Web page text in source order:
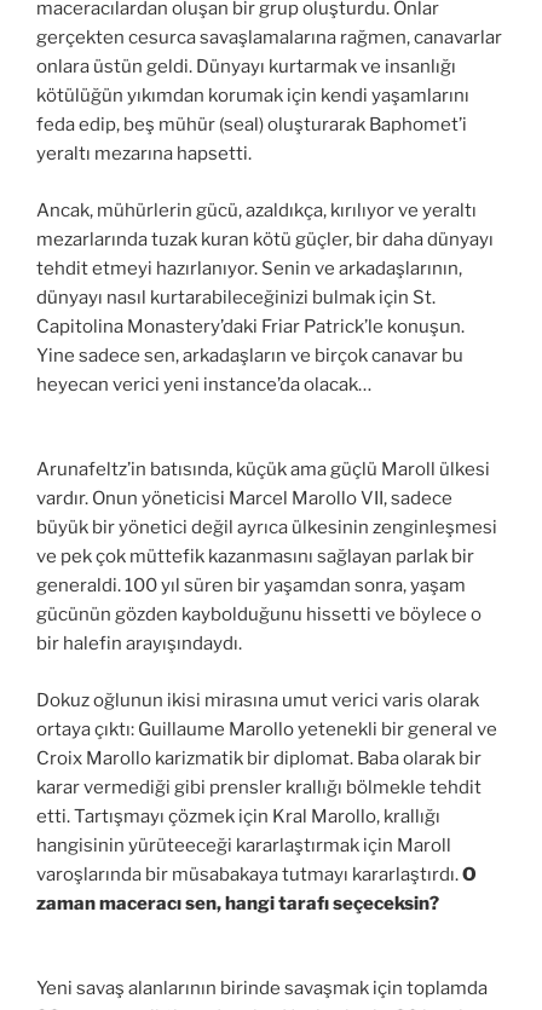
maceracılardan oluşan bir grup oluşturdu. Onlar
gerçekten cesurca savaşlamalarına rağmen, canavarlar
onlara üstün geldi. Dünyayı kurtarmak ve insanlığı
kötülüğün yıkımdan korumak için kendi yaşamlarını
feda edip, beş mühür (seal) oluşturarak Baphomet’i
yeraltı mezarına hapsetti.
Ancak, mühürlerin gücü, azaldıkça, kırılıyor ve yeraltı
mezarlarında tuzak kuran kötü güçler, bir daha dünyayı
tehdit etmeyi hazırlanıyor. Senin ve arkadaşlarının,
dünyayı nasıl kurtarabileceğinizi bulmak için St.
Capitolina Monastery’daki Friar Patrick’le konuşun.
Yine sadece sen, arkadaşların ve birçok canavar bu
heyecan verici yeni instance’da olacak…
Arunafeltz’in batısında, küçük ama güçlü Maroll ülkesi
vardır. Onun yöneticisi Marcel Marollo VII, sadece
büyük bir yönetici değil ayrıca ülkesinin zenginleşmesi
ve pek çok müttefik kazanmasını sağlayan parlak bir
generaldi. 100 yıl süren bir yaşamdan sonra, yaşam
gücünün gözden kaybolduğunu hissetti ve böylece o
bir halefin arayışındaydı.
Dokuz oğlunun ikisi mirasına umut verici varis olarak
ortaya çıktı: Guillaume Marollo yetenekli bir general ve
Croix Marollo karizmatik bir diplomat. Baba olarak bir
karar vermediği gibi prensler krallığı bölmekle tehdit
etti. Tartışmayı çözmek için Kral Marollo, krallığı
hangisinin yürüteeceği kararlaştırmak için Maroll
varoşlarında bir müsabakaya tutmayı kararlaştırdı.O
zaman maceracı sen, hangi tarafı seçeceksin?
Yeni savaş alanlarının birinde savaşmak için toplamda